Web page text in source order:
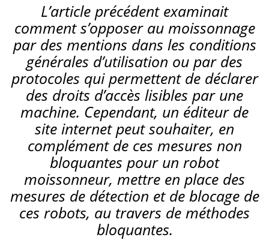
L’article précédent examinait
comment s’opposer au moissonnage
par des mentions dans les conditions
générales d’utilisation ou par des
protocoles qui permettent de déclarer
des droits d’accès lisibles par une
machine. Cependant, un éditeur de
site internet peut souhaiter, en
complément de ces mesures non
bloquantes pour un robot
moissonneur, mettre en place des
mesures de détection et de blocage de
ces robots, au travers de méthodes
bloquantes.